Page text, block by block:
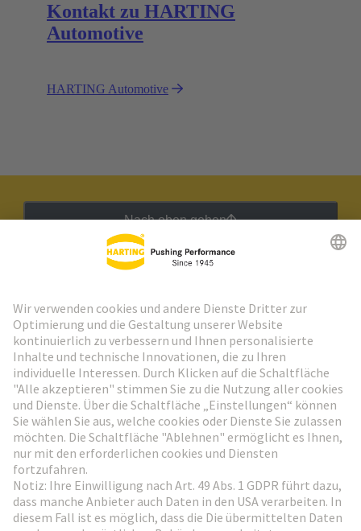
Kontakt zu HARTING
Automotive
HARTING Automotive
Nach oben gehen
Weiter zur Anmeldung
Social Media